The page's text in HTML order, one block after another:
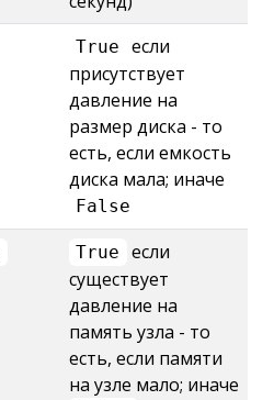
True
если
присутствует
давление на
размер диска - то
есть, если емкость
диска мала; иначе
False
True
если
существует
давление на
память узла - то
есть, если памяти
на узле мало; иначе